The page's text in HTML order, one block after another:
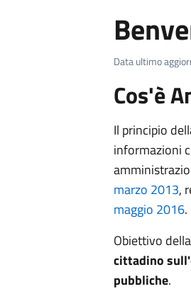
Data ultimo
Cos'è
Il principio
informazioni
marzo 2013,
maggio 2016.
Obiettivo
cittadino
pubbliche.